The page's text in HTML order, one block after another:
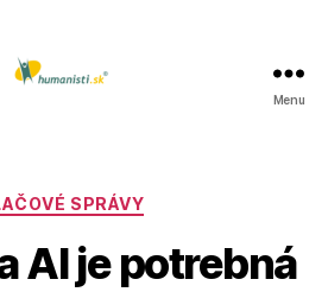
Menu
Kategórie
SPRÁVY
AI je potrebná